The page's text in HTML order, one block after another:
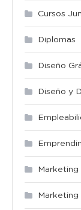
Cursos
Diplomas
Diseño
Diseño y
Marketing
Marketing